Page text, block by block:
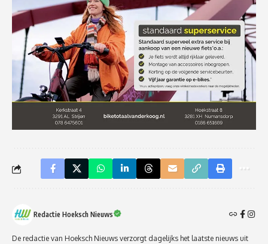
Redactie Hoeksch Nieuws
De redactie van Hoeksch Nieuws verzorgt dagelijks het laatste nieuws uit